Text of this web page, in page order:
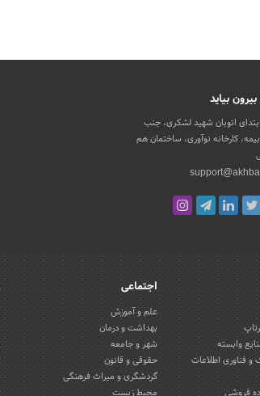
بیاید
اتوبان شهید لشکری، جنب
کارخانه نوآوری، ساختمان هم
وابسته
و فناوری اطلاعات
فروشی
اجتماعی
علم و آموزش
بهداشت و درمان
شهر و جامعه
حقوقی و قانون
گردشگری و میراث فرهنگی
محیط زیست